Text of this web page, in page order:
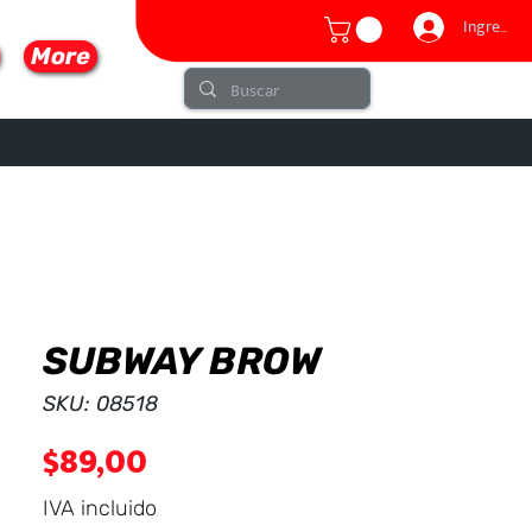
More
Ingresar
SUBWAY BROW
SKU: 08518
$89,00
IVA incluido